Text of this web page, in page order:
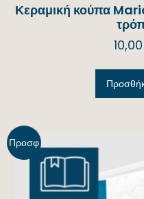
Κεραμική κούπα
10,00
Προσφ